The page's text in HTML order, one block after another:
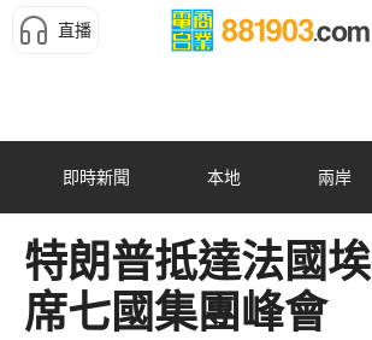
直播
即時新聞 本地 兩岸
特朗普抵達法國
席七國集團峰會